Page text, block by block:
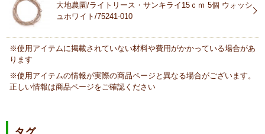
大地農園/ライトリース・サンキライ15ｃｍ 5個 ウォッシ
ュホワイト/75241-010
※使用アイテムに掲載されていない材料や費用がかかっている場合があ
ります
※使用アイテムの情報が実際の商品ページと異なる場合がございます。
正しい情報は商品ページをご確認ください